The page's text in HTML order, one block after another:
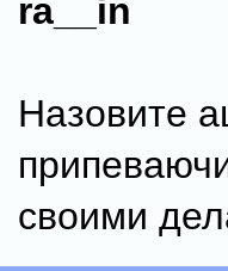
ra__in
Назовите
своими